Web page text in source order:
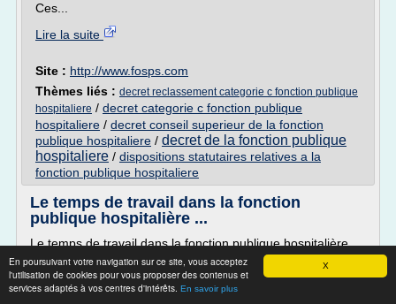
X
En poursuivant votre navigation sur ce site, vous acceptez
l'utilisation de cookies pour vous proposer des contenus et
services adaptés à vos centres d'intérêts. En savoir plus
Ces...
Lire la suite
Site : http://www.fosps.com
Thèmes liés : decret reclassement categorie c fonction publique
hospitaliere / decret categorie c fonction publique
hospitaliere / decret conseil superieur de la fonction
publique hospitaliere / decret de la fonction publique
hospitaliere / dispositions statutaires relatives a la
fonction publique hospitaliere
Le temps de travail dans la fonction
publique hospitalière ...
Le temps de travail dans la fonction publique hospitalière
2 octobre 2013
Dans les établissements de la fonction publique